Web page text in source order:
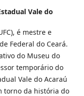
Vale do
é mestre e
Federal do Ceará.
do Museu do
temporário do
Vale do Acaraú
torno da história do